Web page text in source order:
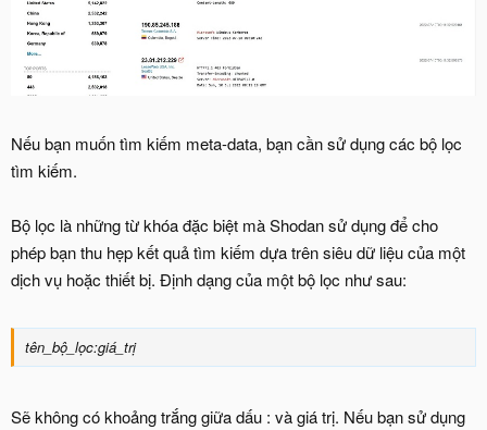
Nếu bạn muốn tìm kiếm meta-data, bạn cần sử dụng các bộ lọc
tìm kiếm.
Bộ lọc là những từ khóa đặc biệt mà Shodan sử dụng để cho
phép bạn thu hẹp kết quả tìm kiếm dựa trên siêu dữ liệu của một
dịch vụ hoặc thiết bị. Định dạng của một bộ lọc như sau:
tên_bộ_lọc:giá_trị
Sẽ không có khoảng trắng giữa dấu : và giá trị. Nếu bạn sử dụng